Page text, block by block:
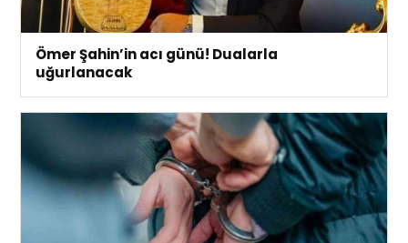
Ömer Şahin’in acı günü! Dualarla
uğurlanacak